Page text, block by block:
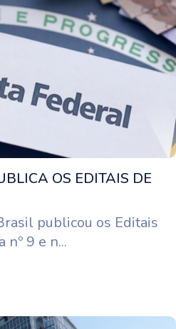
OS EDITAIS DE
publicou os Editais
nº 9 e n...